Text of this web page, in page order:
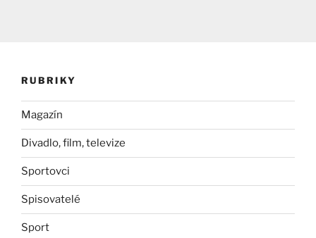
RUBRIKY
Magazín
Divadlo, film, televize
Sportovci
Spisovatelé
Sport